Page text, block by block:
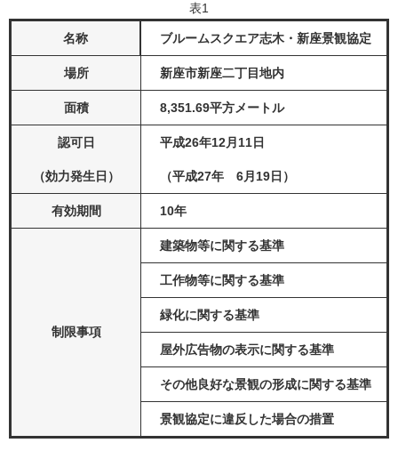
表1
名称 ブルームスクエア志木・新座景観協定
場所 新座市新座二丁目地内
面積 8,351.69平方メートル
認可日
（効力発生日）
平成26年12月11日
（平成27年 6月19日）
有効期間 10年
制限事項
建築物等に関する基準
工作物等に関する基準
緑化に関する基準
屋外広告物の表示に関する基準
その他良好な景観の形成に関する基準
景観協定に違反した場合の措置